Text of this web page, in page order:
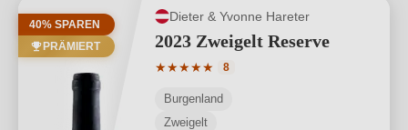
40% SPAREN
PRÄMIERT
Dieter & Yvonne Hareter
2023 Zweigelt Reserve
★★★★★
Durchschnittliche Bewertung von 5
8
Burgenland
Zweigelt